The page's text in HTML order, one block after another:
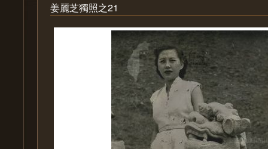
姜麗芝獨照之21